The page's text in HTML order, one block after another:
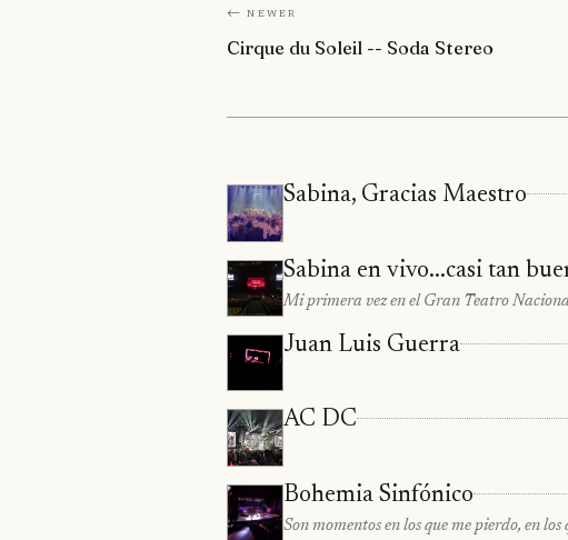
← Newer
Cirque du Soleil -- Soda Stereo
Sabina, Gracias Maestro
Sabina en vivo...casi tan
Mi primera vez en el Gran Teatro
Juan Luis Guerra
AC DC
Bohemia Sinfónico
Son momentos en los que me pierdo, en